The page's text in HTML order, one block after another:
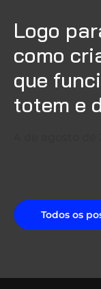
Logo
como
que
totem e
Todos os